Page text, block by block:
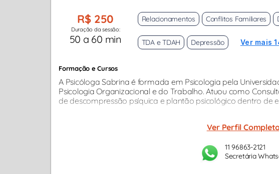
R$ 250
Duração da sessão:
50 a 60 min
Relacionamentos Conflitos Familiares
TDA e TDAH Depressão Ver mais
Formação e Cursos
A Psicóloga Sabrina é formada em Psicologia pela
Psicologia Organizacional e do Trabalho. Atuou como
de descompressão psíquica e plantão psicológico dentro de
Ver Perfil
11 96863-2121
Secretária